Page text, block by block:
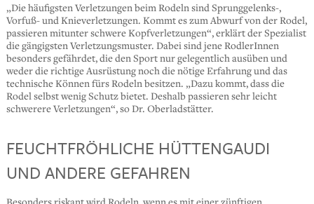
„Die häufigsten Verletzungen beim Rodeln sind Sprunggelenks-,
Vorfuß- und Knieverletzungen. Kommt es zum Abwurf von der Rodel,
passieren mitunter schwere Kopfverletzungen“, erklärt der Spezialist
die gängigsten Verletzungsmuster. Dabei sind jene RodlerInnen
besonders gefährdet, die den Sport nur gelegentlich ausüben und
weder die richtige Ausrüstung noch die nötige Erfahrung und das
technische Können fürs Rodeln besitzen. „Dazu kommt, dass die
Rodel selbst wenig Schutz bietet. Deshalb passieren sehr leicht
schwerere Verletzungen“, so Dr. Oberladstätter.
FEUCHTFRÖHLICHE HÜTTENGAUDI
UND ANDERE GEFAHREN